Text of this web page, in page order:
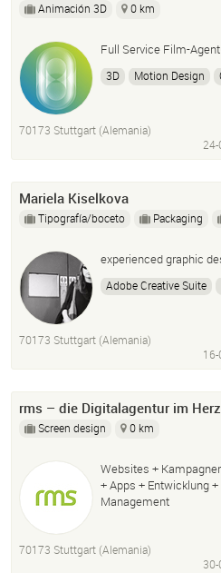
Animación 3D 0 km
Full Service Film-
3D Motion Design
70173 Stuttgart (Alemania)
24-
Mariela Kiselkova
Tipografía/boceto Packaging
experienced graphic
Adobe Creative Suite
70173 Stuttgart (Alemania)
rms – die Digitalagentur im
Screen design 0 km
Websites +
+ Apps + Entwicklung
Management
70173 Stuttgart (Alemania)